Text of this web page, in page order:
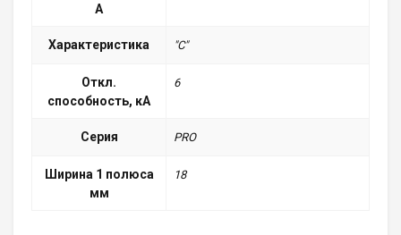
А
Характеристика "С"
Откл.
способность, кА
6
Серия PRO
Ширина 1 полюса
мм
18